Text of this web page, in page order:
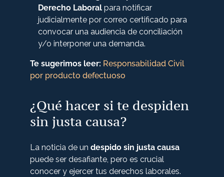
Derecho Laboral para notificar
judicialmente por correo certificado para
convocar una audiencia de conciliación
y/o interponer una demanda.
Te sugerimos leer: Responsabilidad Civil
por producto defectuoso
¿Qué hacer si te despiden
sin justa causa?
La noticia de un despido sin justa causa
puede ser desafiante, pero es crucial
conocer y ejercer tus derechos laborales.